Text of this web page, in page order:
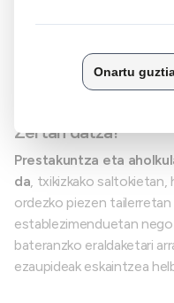
INSCRÍBETE AQUÍ
Zertan datza?
Prestakuntza eta
da , txikizkako
ordezko piezen
establezimenduetan
bateranzko eraldaketari
ezaupideak eskaintzea